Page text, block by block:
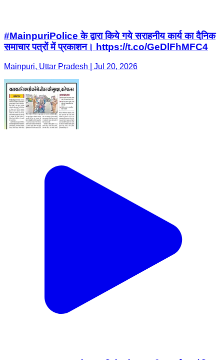
#MainpuriPolice के द्वारा किये गये सराहनीय कार्य का दैनिक
समाचार पत्रों में प्रकाशन। https://t.co/GeDlFhMFC4
Mainpuri, Uttar Pradesh | Jul 20, 2026